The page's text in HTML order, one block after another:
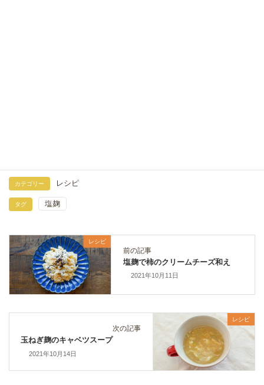
カテゴリー レシピ
タグ 塩麹
レシピ
前の記事
塩麹で柿のクリームチーズ和え
2021年10月11日
レシピ
次の記事
玉ねぎ麹のキャベツスープ
2021年10月14日